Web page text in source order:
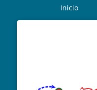
Inicio